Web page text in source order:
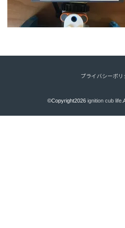
プライバシーポリ
©Copyright2026 ignition cub life